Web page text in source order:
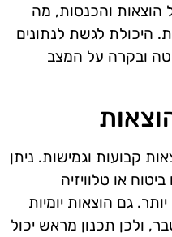
והכנסות, מה
היכולת לגשת לנתונים
ובקרה על המצב
קבועות וגמישות. ניתן
או טלוויזיה
גם הוצאות יומיות
ולכן תכנון מראש יכול